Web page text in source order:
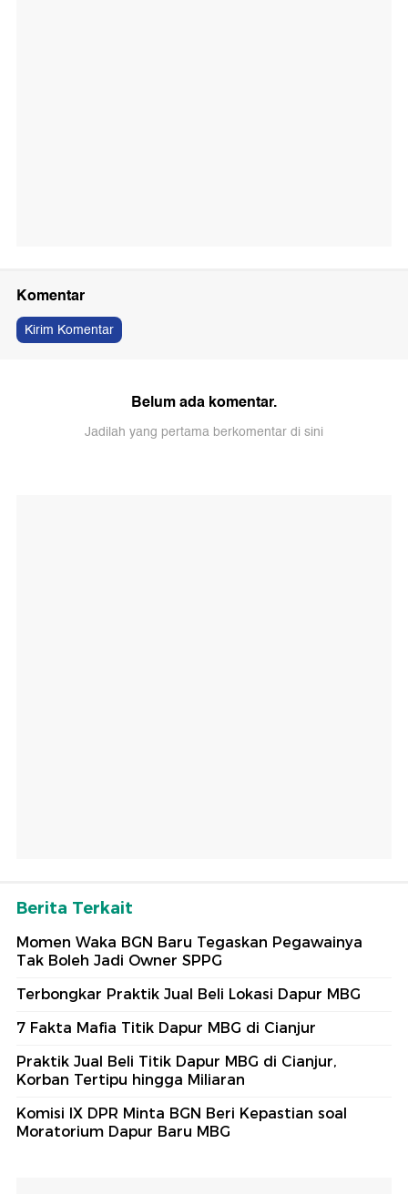
Komentar
Kirim Komentar
Belum ada komentar.
Jadilah yang pertama berkomentar di sini
Berita Terkait
Momen Waka BGN Baru Tegaskan Pegawainya
Tak Boleh Jadi Owner SPPG
Terbongkar Praktik Jual Beli Lokasi Dapur MBG
7 Fakta Mafia Titik Dapur MBG di Cianjur
Praktik Jual Beli Titik Dapur MBG di Cianjur,
Korban Tertipu hingga Miliaran
Komisi IX DPR Minta BGN Beri Kepastian soal
Moratorium Dapur Baru MBG